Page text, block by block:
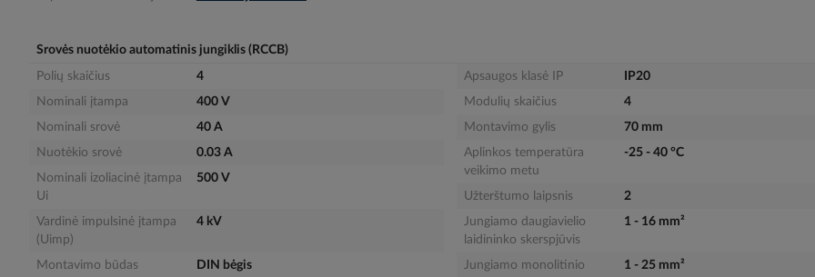
Srovės nuotėkio automatinis jungiklis (RCCB)
Polių skaičius
4
Nominali įtampa
400 V
Nominali srovė
40 A
Nuotėkio srovė
0.03 A
Nominali izoliacinė įtampa
Ui
500 V
Vardinė impulsinė įtampa
(Uimp)
4 kV
Montavimo būdas
DIN bėgis
Apsaugos klasė IP
IP20
Modulių skaičius
4
Montavimo gylis
70 mm
Aplinkos temperatūra
veikimo metu
-25 - 40 °C
Užterštumo laipsnis
2
Jungiamo daugiavielio
laidininko skerspjūvis
1 - 16 mm²
Jungiamo monolitinio
1 - 25 mm²